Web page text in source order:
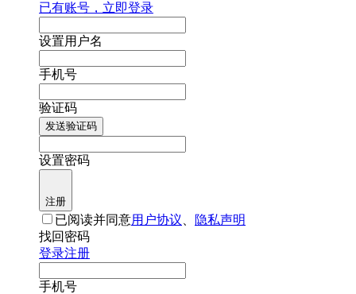
已有账号，立即登录
设置用户名
手机号
验证码
发送验证码
设置密码
注册
已阅读并同意用户协议
隐私声明
找回密码
登录注册
手机号